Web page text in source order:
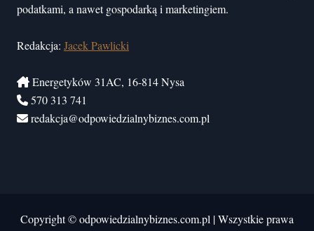
podatkami, a nawet gospodarką i marketingiem.
Redakcja: Jacek Pawlicki
Energetyków 31AC, 16-814 Nysa
570 313 741
redakcja@odpowiedzialnybiznes.com.pl
Copyright © odpowiedzialnybiznes.com.pl |Wszystkie prawa